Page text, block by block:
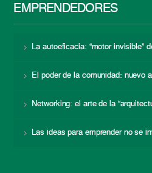
EMPRENDEDORES
La autoeficacia: “motor invisible”
El poder de la comunidad: nuevo
Networking: el arte de la
Las ideas para emprender no se